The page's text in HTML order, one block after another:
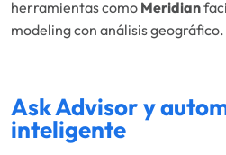
herramientas como Meridian
modeling con análisis geográfico.
Ask Advisor y
inteligente